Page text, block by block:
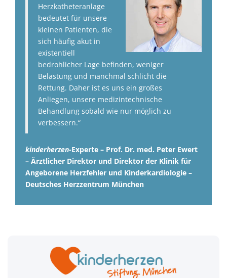
Herzkatheteranlage
bedeutet für unsere
kleinen Patienten, die
sich häufig akut in
existentiell
bedrohlicher Lage befinden, weniger
Belastung und manchmal schlicht die
Rettung. Daher ist es uns ein großes
Anliegen, unsere medizintechnische
Behandlung sobald wie nur möglich zu
verbessern.“
kinderherzen-Experte – Prof. Dr. med. Peter Ewert
– Ärztlicher Direktor und Direktor der Klinik für
Angeborene Herzfehler und Kinderkardiologie –
Deutsches Herzzentrum München